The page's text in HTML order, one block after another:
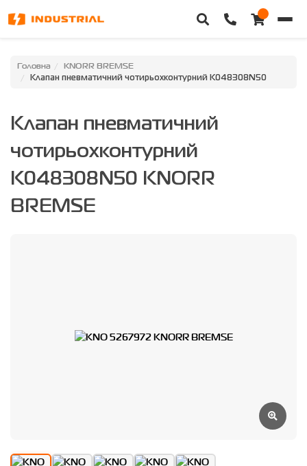
Головна
Категорії
Доставка та оплата
Контакти
Головна KNORR BREMSE
Клапан пневматичний чотирьохконтурний K048308N50
Клапан пневматичний
чотирьохконтурний
K048308N50 KNORR
BREMSE